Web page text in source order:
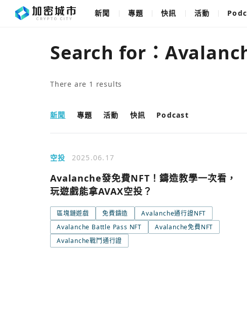
新聞 專題 快訊 活動
Search for：
There are 1 results
新聞 專題 活動 快訊 Podcast
空投 2025.06.17
Avalanche發免費NFT！鑄造教學一次看，
玩遊戲能拿AVAX空投？
區塊鏈遊戲 免費鑄造
Avalanche通行證NFT
Avalanche Battle Pass NFT
Avalanche免費NFT
Avalanche戰鬥通行證